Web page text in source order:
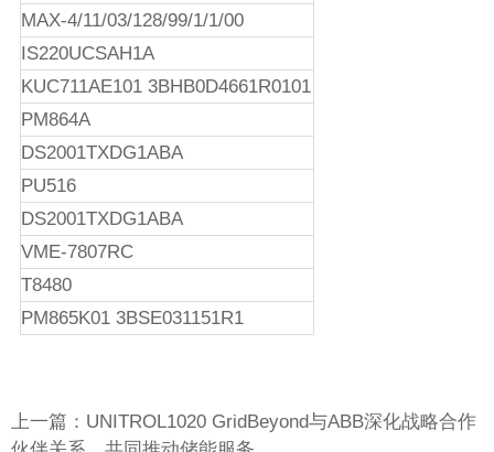
MAX-4/11/03/128/99/1/1/00
IS220UCSAH1A
KUC711AE101 3BHB0D4661R0101
PM864A
DS2001TXDG1ABA
PU516
DS2001TXDG1ABA
VME-7807RC
T8480
PM865K01 3BSE031151R1
上一篇：UNITROL1020 GridBeyond与ABB深化战略合作